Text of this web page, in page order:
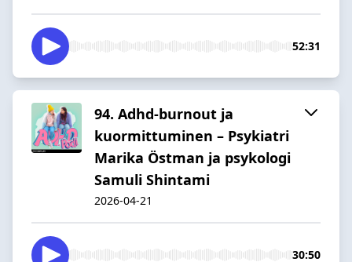
52:31
94. Adhd-burnout ja
kuormittuminen – Psykiatri
Marika Östman ja psykologi
Samuli Shintami
2026-04-21
30:50